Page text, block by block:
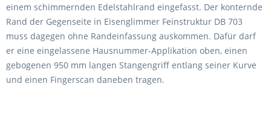
einem schimmernden Edelstahlrand eingefasst. Der konternde
Rand der Gegenseite in Eisenglimmer Feinstruktur DB 703
muss dagegen ohne Randeinfassung auskommen. Dafür darf
er eine eingelassene Hausnummer-Applikation oben, einen
gebogenen 950 mm langen Stangengriff entlang seiner Kurve
und einen Fingerscan daneben tragen.